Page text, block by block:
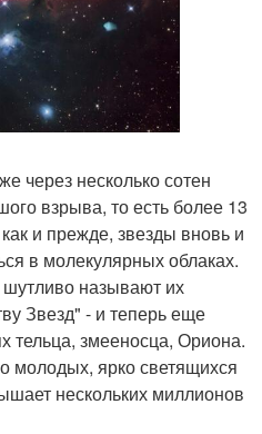
через несколько сотен
взрыва, то есть более 13
и прежде, звезды вновь и
в молекулярных облаках.
называют их
Звезд" - и теперь еще
тельца, змееносца, Ориона.
молодых, ярко светящихся
нескольких миллионов